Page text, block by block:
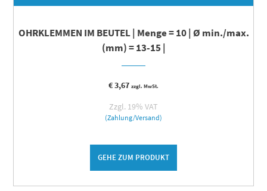
OHRKLEMMEN IM BEUTEL | Menge = 10 | Ø min./max.
(mm) = 13-15 |
€3,67 zzgl. MwSt.
Zzgl. 19% VAT
(Zahlung/Versand)
GEHE ZUM PRODUKT